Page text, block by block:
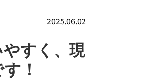
2025.06.02
すく、現
！